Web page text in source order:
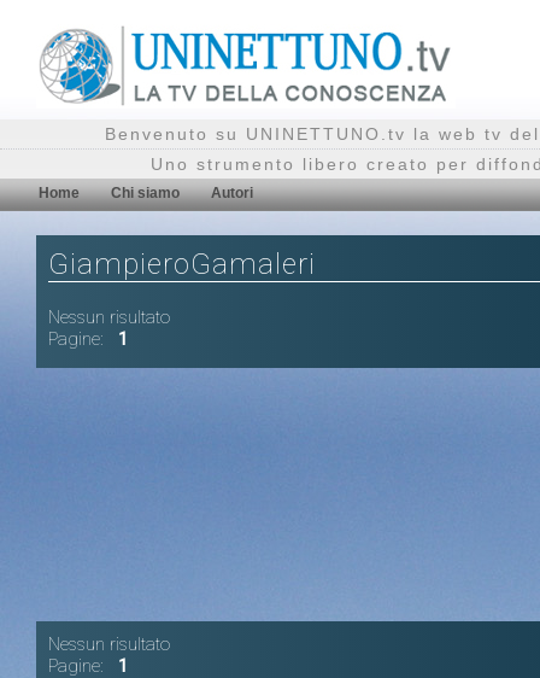
Benvenuto su UNINETTUNO.tv la web tv
Uno strumento libero creato per
Home Chi siamo Autori
GiampieroGamaleri
Nessun risultato
Pagine:
1
Nessun risultato
Pagine:
1